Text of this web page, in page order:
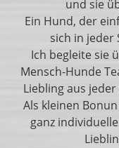
und sie
Ein Hund, der
sich in jeder
Ich begleite sie
Mensch-Hunde
Liebling aus
Als kleinen
ganz